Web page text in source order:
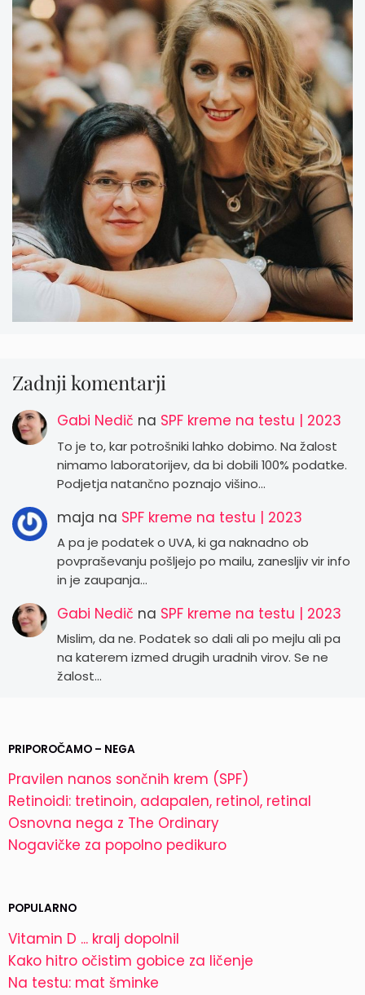
Zadnji komentarji
Gabi Nedič na SPF kreme na testu | 2023
To je to, kar potrošniki lahko dobimo. Na žalost
nimamo laboratorijev, da bi dobili 100% podatke.
Podjetja natančno poznajo višino…
maja na SPF kreme na testu | 2023
A pa je podatek o UVA, ki ga naknadno ob
povpraševanju pošljejo po mailu, zanesljiv vir info
in je zaupanja…
Gabi Nedič na SPF kreme na testu | 2023
Mislim, da ne. Podatek so dali ali po mejlu ali pa
na katerem izmed drugih uradnih virov. Se ne
žalost…
PRIPOROČAMO – NEGA
Pravilen nanos sončnih krem (SPF)
Retinoidi: tretinoin, adapalen, retinol, retinal
Osnovna nega z The Ordinary
Nogavičke za popolno pedikuro
POPULARNO
Vitamin D ... kralj dopolnil
Kako hitro očistim gobice za ličenje
Na testu: mat šminke